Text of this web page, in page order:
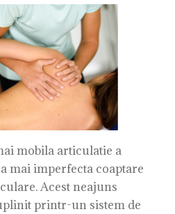
mobila articulatie a
mai imperfecta coaptare
Acest neajuns
printr-un sistem de